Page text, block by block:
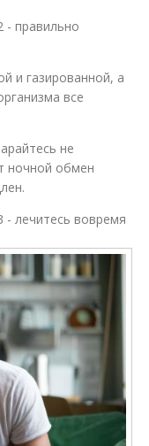
- правильно
и газированной, а
все
не
ночной обмен
лечитесь вовремя